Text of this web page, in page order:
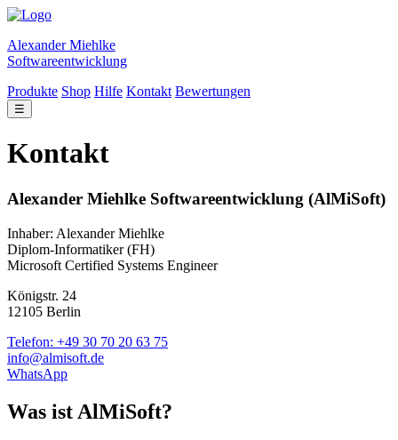
Alexander Miehlke
Softwareentwicklung
Produkte Shop Hilfe Kontakt Bewertungen
☰
Kontakt
Alexander Miehlke Softwareentwicklung (AlMiSoft)
Inhaber: Alexander Miehlke
Diplom-Informatiker (FH)
Microsoft Certified Systems Engineer
Königstr. 24
12105 Berlin
Telefon: +49 30 70 20 63 75
info@almisoft.de
WhatsApp
Was ist AlMiSoft?